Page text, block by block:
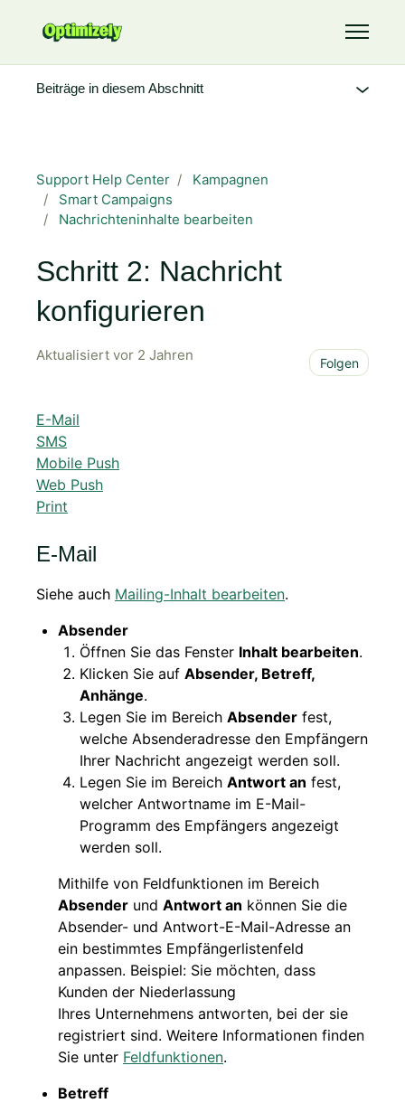
Support Help Center
Kampagnen
Smart Campaigns
Nachrichteninhalte bearbeiten
Schritt 2: Nachricht
konfigurieren
Aktualisiert vor 2 Jahren Folgen
E-Mail
SMS
Mobile Push
Web Push
Print
E-Mail
Siehe auch Mailing-Inhalt bearbeiten.
Absender
Öffnen Sie das Fenster Inhalt bearbeiten.
Klicken Sie auf Absender, Betreff,
Anhänge.
Legen Sie im Bereich Absender fest,
welche Absenderadresse den Empfängern
Ihrer Nachricht angezeigt werden soll.
Legen Sie im Bereich Antwort an fest,
welcher Antwortname im E-Mail-
Programm des Empfängers angezeigt
werden soll.
Mithilfe von Feldfunktionen im Bereich
Absender und Antwort an können Sie die
Absender- und Antwort-E-Mail-Adresse an
ein bestimmtes Empfängerlistenfeld
anpassen. Beispiel: Sie möchten, dass
Kunden der Niederlassung
Ihres Unternehmens antworten, bei der sie
registriert sind. Weitere Informationen finden
Sie unter Feldfunktionen.
Betreff
Beiträge in diesem Abschnitt